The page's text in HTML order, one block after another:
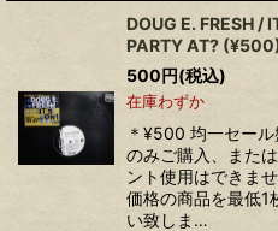
DOUG E. FRESH /
PARTY AT?
500円(税込)
在庫わずか
＊¥500 均一セー
のみご購入、また
ント使用はできま
価格の商品を最低1
い致しま…